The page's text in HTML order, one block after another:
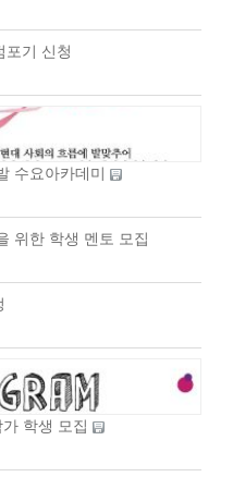
포기 신청
수요아카데미
위한 학생 멘토 모집
가 학생 모집